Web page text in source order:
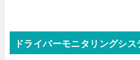
ドライバーモニタリングシス